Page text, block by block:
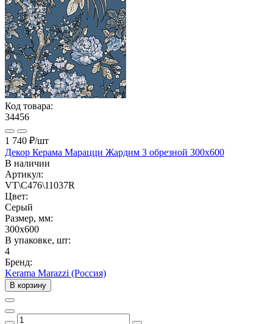
Код товара:
34456
1 740 ₽/шт
Декор Керама Марацци Жардим 3 обрезной 300x600
В наличии
Артикул:
VT\C476\11037R
Цвет:
Серый
Размер, мм:
300x600
В упаковке, шт:
4
Бренд:
Kerama Marazzi (Россия)
В корзину